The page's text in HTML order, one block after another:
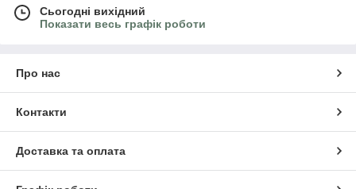
Сьогодні вихідний
Показати весь графік роботи
Про нас
Контакти
Доставка та оплата